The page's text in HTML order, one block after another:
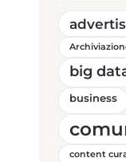
big
business
content